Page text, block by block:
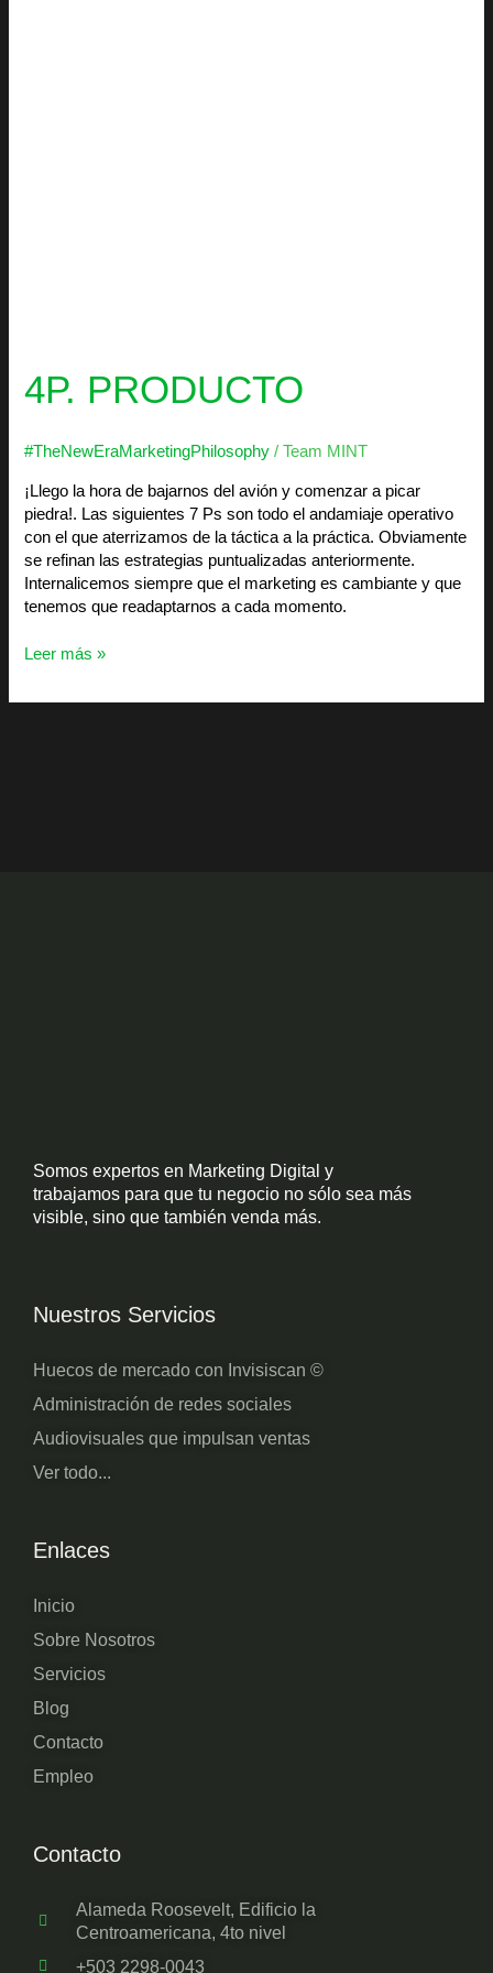
4P. PRODUCTO
#TheNewEraMarketingPhilosophy /Team MINT
¡Llego la hora de bajarnos del avión y comenzar a picar
piedra!. Las siguientes 7 Ps son todo el andamiaje operativo
con el que aterrizamos de la táctica a la práctica. Obviamente
se refinan las estrategias puntualizadas anteriormente.
Internalicemos siempre que el marketing es cambiante y que
tenemos que readaptarnos a cada momento.
Leer más »
Contacto
Alameda Roosevelt, Edificio la
Centroamericana, 4to nivel
+503 2298-0043
Enlaces
Inicio
Sobre Nosotros
Servicios
Blog
Contacto
Empleo
Nuestros Servicios
Huecos de mercado con Invisiscan ©
Administración de redes sociales
Audiovisuales que impulsan ventas
Ver todo...
Somos expertos en Marketing Digital y
trabajamos para que tu negocio no sólo sea más
visible, sino que también venda más.